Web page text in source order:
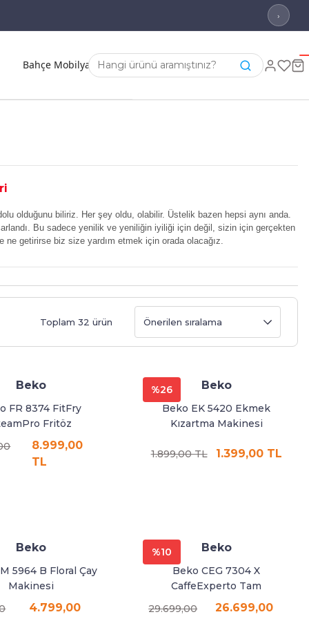
›
Bahçe Mobilyası
olduğunu biliriz. Her şey oldu, olabilir. Üstelik bazen hepsi aynı anda.
Bu sadece yenilik ve yeniliğin iyiliği için değil, sizin için gerçekten
ne getirirse biz size yardım etmek için orada olacağız.
Toplam 32 ürün
Beko
FR 8374 FitFry
Fritöz
8.999,00
TL
%26 Beko
Beko EK 5420 Ekmek
Kızartma Makinesi
1.899,00 TL 1.399,00 TL
Beko
5964 B Floral Çay
Makinesi
4.799,00
%10 Beko
Beko CEG 7304 X
CaffeExperto Tam
Otomatik Espresso
Makinesi
29.699,00
26.699,00